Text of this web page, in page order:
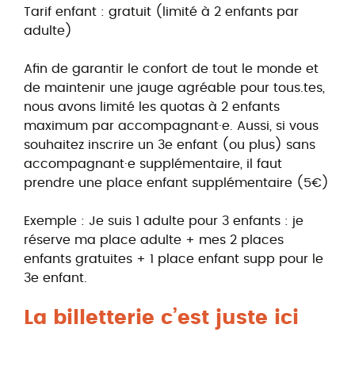
Tarif enfant : gratuit (limité à 2 enfants par
adulte)
Afin de garantir le confort de tout le monde et
de maintenir une jauge agréable pour tous.tes,
nous avons limité les quotas à 2 enfants
maximum par accompagnant·e. Aussi, si vous
souhaitez inscrire un 3e enfant (ou plus) sans
accompagnant·e supplémentaire, il faut
prendre une place enfant supplémentaire (5€)
Exemple : Je suis 1 adulte pour 3 enfants : je
réserve ma place adulte + mes 2 places
enfants gratuites + 1 place enfant supp pour le
3e enfant.
La billetterie c’est juste ici